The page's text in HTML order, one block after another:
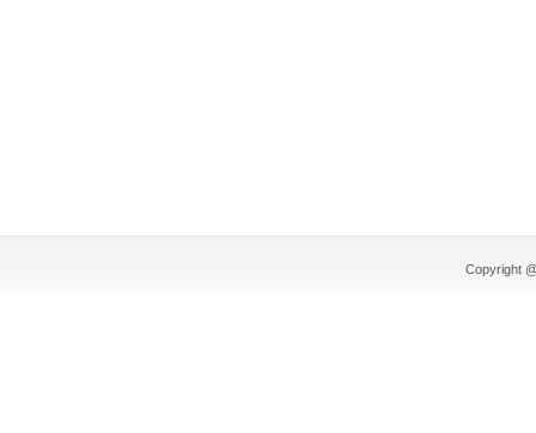
Copyright